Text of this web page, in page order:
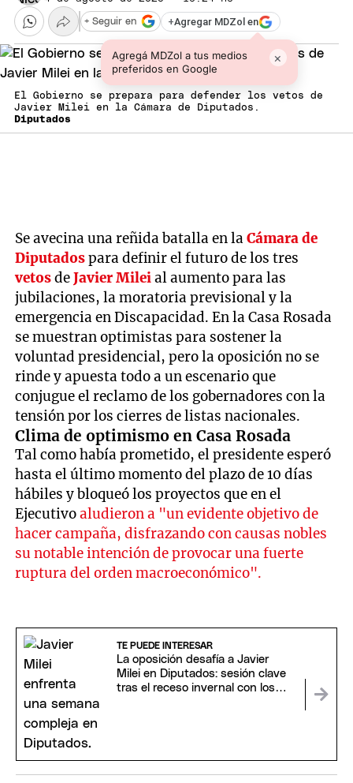
+Agregar MDZol en
Agregá MDZol a tus medios
preferidos en Google
×
+ Seguir en
El Gobierno se prepara para defender los vetos de
Javier Milei en la Cámara de Diputados.
Diputados
Se avecina una reñida batalla en la Cámara de
Diputadospara definir el futuro de los tres
vetosdeJavier Mileial aumento para las
jubilaciones, la moratoria previsional y la
emergencia en Discapacidad. En la Casa Rosada
se muestran optimistas para sostener la
voluntad presidencial, pero la oposición no se
rinde y apuesta todo a un escenario que
conjugue el reclamo de los gobernadores con la
tensión por los cierres de listas nacionales.
Clima de optimismo en Casa Rosada
Tal como había prometido, el presidente esperó
hasta el último momento del plazo de 10 días
hábiles y bloqueó los proyectos que en el
Ejecutivoaludieron a "un evidente objetivo de
hacer campaña, disfrazando con causas nobles
su notable intención de provocar una fuerte
ruptura del orden macroeconómico".
TE PUEDE INTERESAR
La oposición desafía a Javier
Milei en Diputados: sesión clave
tras el receso invernal con los